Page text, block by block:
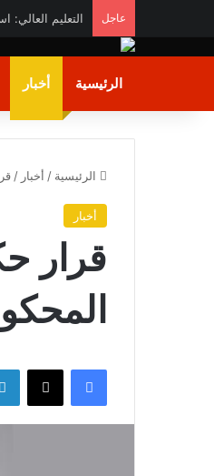
عاجل التعليم
الرئيسية أخبار
الرئيسية / أخبار /
أخبار
قرار
المحكوم
فيسبوك X